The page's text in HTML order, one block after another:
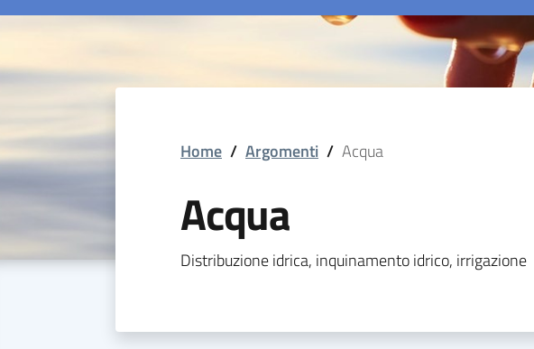
Home / Argomenti / Acqua
Acqua
Distribuzione idrica, inquinamento idrico, irrigazione